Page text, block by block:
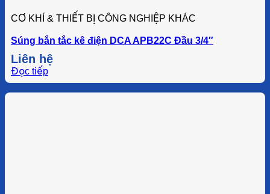
CƠ KHÍ & THIẾT BỊ CÔNG NGHIỆP KHÁC
Súng bắn tắc kê điện DCA APB22C Đầu 3/4″
Liên hệ
Đọc tiếp